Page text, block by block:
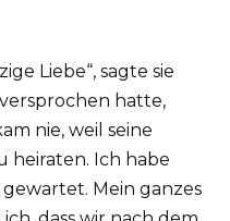
Liebe“, sagte sie
versprochen hatte,
nie, weil seine
heiraten. Ich habe
Mein ganzes